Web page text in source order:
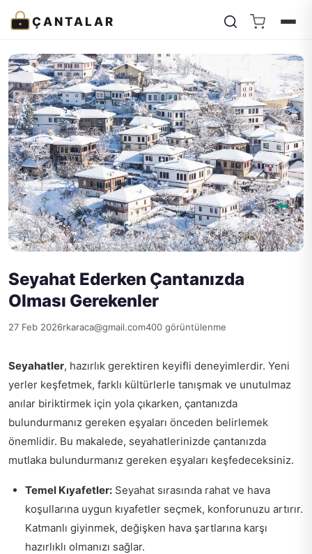
ÇANTALAR
Seyahat Ederken Çantanızda
Olması Gerekenler
27 Feb 2026rkaraca@gmail.com400 görüntülenme
Seyahatler, hazırlık gerektiren keyifli deneyimlerdir. Yeni
yerler keşfetmek, farklı kültürlerle tanışmak ve unutulmaz
anılar biriktirmek için yola çıkarken, çantanızda
bulundurmanız gereken eşyaları önceden belirlemek
önemlidir. Bu makalede, seyahatlerinizde çantanızda
mutlaka bulundurmanız gereken eşyaları keşfedeceksiniz.
Temel Kıyafetler: Seyahat sırasında rahat ve hava
koşullarına uygun kıyafetler seçmek, konforunuzu artırır.
Katmanlı giyinmek, değişken hava şartlarına karşı
hazırlıklı olmanızı sağlar.